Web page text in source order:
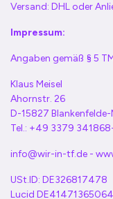
Versand: DHL oder
Impressum:
Angaben gemäß § 5
Klaus Meisel
Ahornstr. 26
D-15827
Tel.: +49 3379
info@wir-in-tf.de -
USt.ID: DE326817478
Lucid